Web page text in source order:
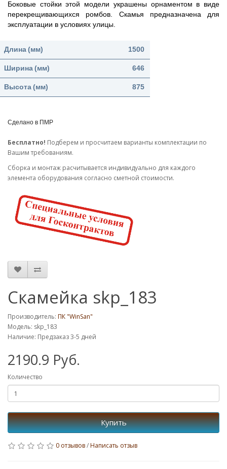
Боковые стойки этой модели украшены орнаментом в виде
перекрещивающихся ромбов. Скамья предназначена для
эксплуатации в условиях улицы.
Длина (мм) 1500
Ширина (мм) 646
Высота (мм) 875
Сделано в ПМР
Бесплатно! Подберем и просчитаем варианты комплектации по
Вашим требованиям.
Cборка и монтаж расчитывается индивидуально для каждого
элемента оборудования согласно сметной стоимости.
Скамейка skp_183
Производитель: ПК "WinSan"
Модель: skp_183
Наличие: Предзаказ 3-5 дней
2190.9 Руб.
Количество
Купить
0 отзывов/Написать отзыв